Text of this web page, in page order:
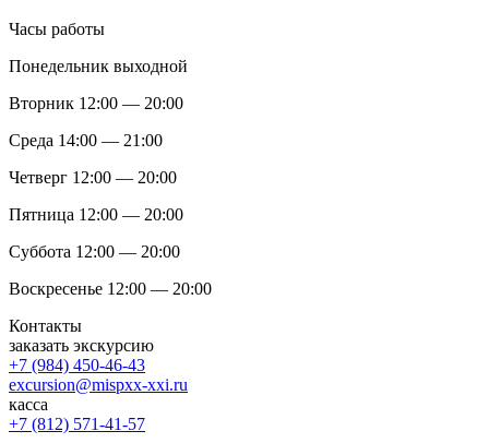
Часы работы
Понедельник выходной
Вторник 12:00 — 20:00
Среда 14:00 — 21:00
Четверг 12:00 — 20:00
Пятница 12:00 — 20:00
Суббота 12:00 — 20:00
Воскресенье 12:00 — 20:00
Контакты
заказать экскурсию
+7 (984) 450-46-43
excursion@mispxx-xxi.ru
касса
+7 (812) 571-41-57